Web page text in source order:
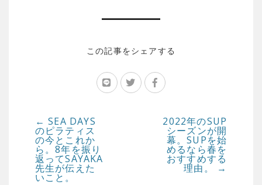
この記事をシェアする
← SEA DAYS
のピラティス
の今とこれか
ら。8年を振り
返ってSAYAKA
先生が伝えた
いこと。
2022年のSUP
シーズンが開
幕。SUPを始
めるなら春を
おすすめする
理由。 →